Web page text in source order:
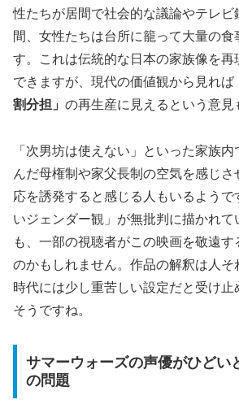
性たちが居間で社会的な議論やテレビ
間、女性たちは台所に籠って大量の食
す。これは伝統的な日本の家族像を再
できますが、現代の価値観から見れば
割分担」 の再生産に見えるという意見
「次男坊は使えない」といった家族
んだ母権制や家父長制の空気を感じさ
応を誘発すると感じる人もいるようで
いジェンダー観」 が無批判に描かれて
も、一部の視聴者がこの映画を敬遠す
のかもしれません。作品の解釈は人そ
時代には少し重苦しい設定だと受け止
そうですね。
サマーウォーズの声優がひどい
の問題